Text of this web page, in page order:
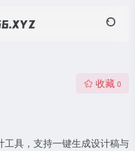
收藏 0
具，支持一键生成设计稿与